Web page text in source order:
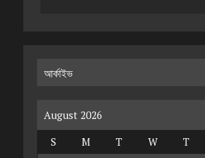
আর্কাইভ
August 2026
S
M T W T